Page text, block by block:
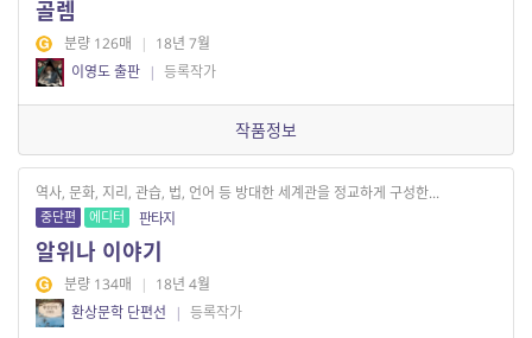
골렘
분량 126매 | 18년 7월
이영도 출판 | 등록작가
작품정보
역사, 문화, 지리, 관습, 법, 언어 등 방대한 세계관을 정교하게 구성한...
중단편 에디터 판타지
알위나 이야기
분량 134매 | 18년 4월
환상문학 단편선
| 등록작가